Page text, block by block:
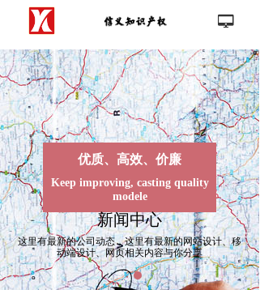
首页
公司介绍
新闻中心
客户案例
联系我们
넡
优质、高效、价廉
Keep improving, casting quality
modele
新闻中心
这里有最新的公司动态，这里有最新的网站设计、移
动端设计、网页相关内容与你分享